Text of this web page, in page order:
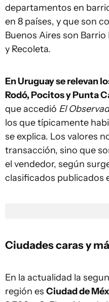
departamentos en
en 8 países, y que son
Buenos Aires son
y Recoleta.
En Uruguay se relevan
Rodó, Pocitos y Punta
que accedió El
los que típicamente
se explica. Los valores
transacción, sino que
el vendedor, según
clasificados publicados
Ciudades caras y
En la actualidad la
región es Ciudad de